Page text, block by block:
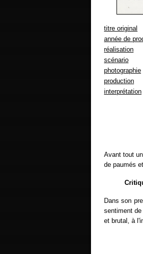
titre original
année de
réalisation
scénario
photographie
production
interprétation
Avant tout
de paumés
Dans son
sentiment
et brutal, à